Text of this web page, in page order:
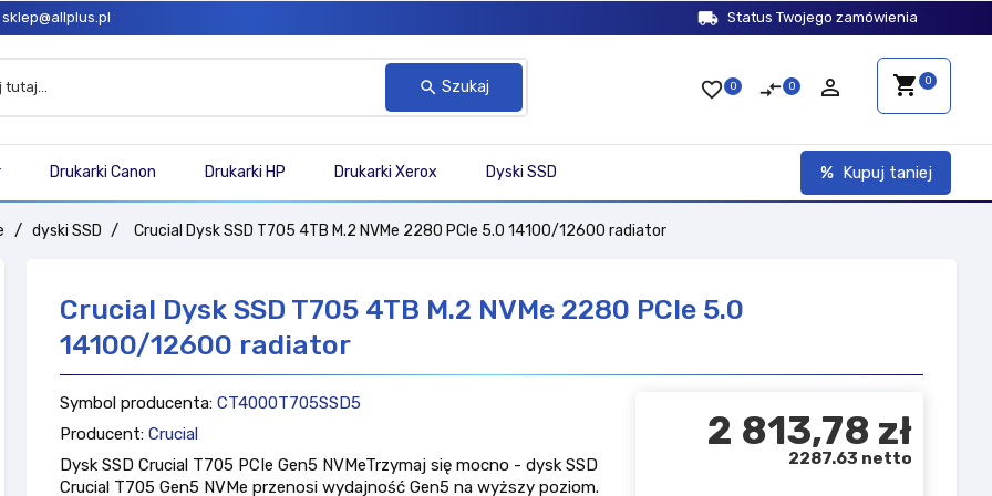
sklep@allplus.pl local_shipping Status Twojego zamówienia
shopping_cart 0
person_outline
compare_arrows 0
favorite_border 0
search Szukaj
Kupuj taniej
Drukarki Canon Drukarki HP Drukarki Xerox Dyski SSD
dyski SSD Crucial Dysk SSD T705 4TB M.2 NVMe 2280 PCIe 5.0 14100/12600 radiator
Crucial Dysk SSD T705 4TB M.2 NVMe 2280 PCIe 5.0
14100/12600 radiator
Symbol producenta: CT4000T705SSD5
Producent: Crucial
Dysk SSD Crucial T705 PCIe Gen5 NVMeTrzymaj się mocno - dysk SSD
Crucial T705 Gen5 NVMe przenosi wydajność Gen5 na wyższy poziom.
2 813,78 zł
2287.63 netto